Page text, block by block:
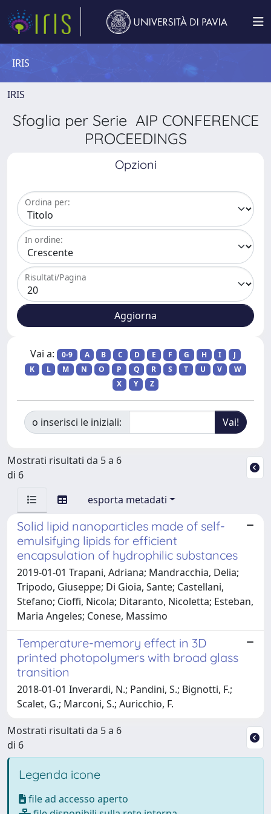
IRIS
IRIS
Sfoglia per Serie AIP CONFERENCE
PROCEEDINGS
Opzioni
Ordina per:
In ordine:
Risultati/Pagina
Vai a: 0-9 A B C D E F G H I
J
K
L M N O P Q R S T U V
W
X
Y Z
o inserisci le iniziali:
Mostrati risultati da 5 a 6
di 6
esporta metadati
Solid lipid nanoparticles made of self-
emulsifying lipids for efficient
encapsulation of hydrophilic substances
2019-01-01 Trapani, Adriana; Mandracchia, Delia;
Tripodo, Giuseppe; Di Gioia, Sante; Castellani,
Stefano; Cioffi, Nicola; Ditaranto, Nicoletta; Esteban,
Maria Angeles; Conese, Massimo
Temperature-memory effect in 3D
printed photopolymers with broad glass
transition
2018-01-01 Inverardi, N.; Pandini, S.; Bignotti, F.;
Scalet, G.; Marconi, S.; Auricchio, F.
Mostrati risultati da 5 a 6
di 6
Legenda icone
file ad accesso aperto